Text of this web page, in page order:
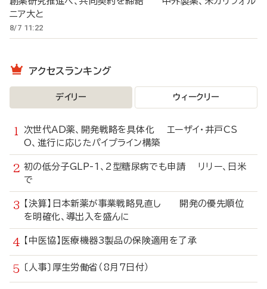
ニア大と
8/7 11:22
アクセスランキング
デイリー ウィークリー
次世代AD薬、開発戦略を具体化 エーザイ・井戸CS
O、進行に応じたパイプライン構築
初の低分子GLP-1、2型糖尿病でも申請 リリー、日米
で
【決算】日本新薬が事業戦略見直し 開発の優先順位
を明確化、導出入を盛んに
【中医協】医療機器3製品の保険適用を了承
〔人事〕厚生労働省（8月7日付）